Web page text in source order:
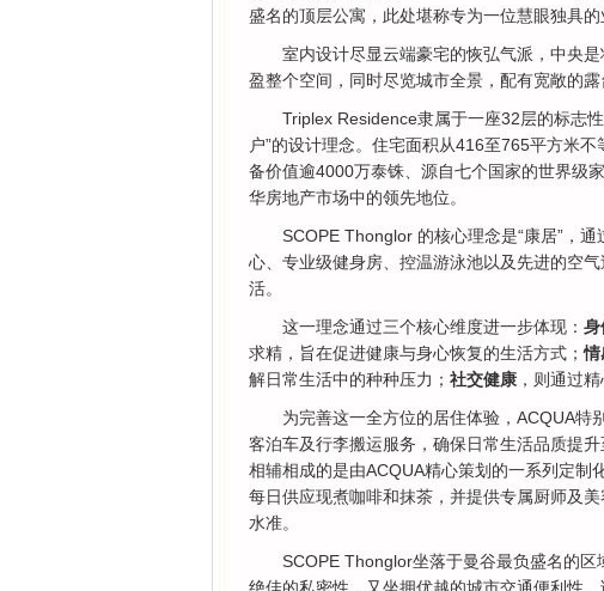
盛名的顶层公寓，此处堪称专为一位慧眼独具的
室内设计尽显云端豪宅的恢弘气派，中央
盈整个空间，同时尽览城市全景，配有宽敞的露
Triplex Residence隶属于一座32层的标志
户”的设计理念。住宅面积从416至765平方米
备价值逾4000万泰铢、源自七个国家的世界级
华房地产市场中的领先地位。
SCOPE Thonglor 的核心理念是“康居”，
心、专业级健身房、控温游泳池以及先进的空
活。
这一理念通过三个核心维度进一步体现： 身
求精，旨在促进健康与身心恢复的生活方式；情
解日常生活中的种种压力； 社交健康 ，则通过
为完善这一全方位的居住体验，ACQUA特
客泊车及行李搬运服务，确保日常生活品质提
相辅相成的是由ACQUA精心策划的一系列定制
每日供应现煮咖啡和抹茶，并提供专属厨师及
水准。
SCOPE Thonglor坐落于曼谷最负盛名的